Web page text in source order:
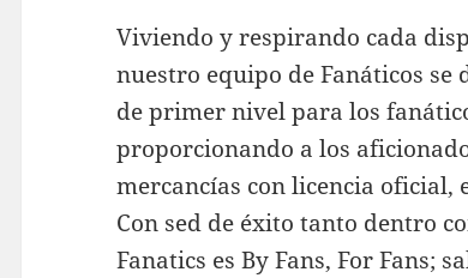
Viviendo y respirando cada
nuestro equipo de Fanáticos
de primer nivel para los
proporcionando a los
mercancías con licencia oficial,
Con sed de éxito tanto dentro
Fanatics es By Fans, For Fans;